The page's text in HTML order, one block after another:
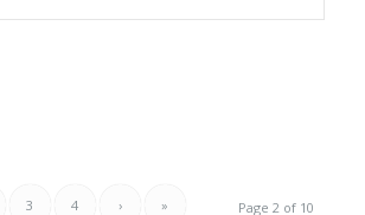
Page 2 of 10
3 4 › »